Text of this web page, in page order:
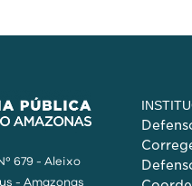
679 - Aleixo
- Amazonas